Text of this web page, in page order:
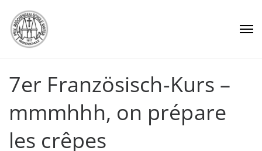
7er Französisch-Kurs –
mmmhhh, on prépare
les crêpes